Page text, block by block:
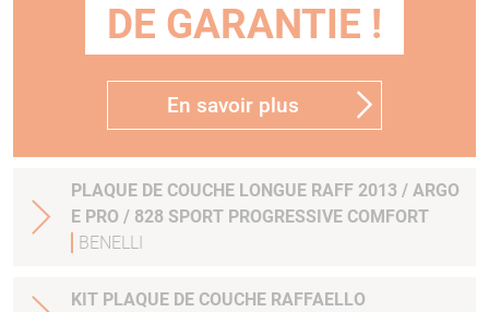
DE GARANTIE !
En savoir plus
PLAQUE DE COUCHE LONGUE RAFF 2013 / ARGO
E PRO / 828 SPORT PROGRESSIVE COMFORT
BENELLI
KIT PLAQUE DE COUCHE RAFFAELLO